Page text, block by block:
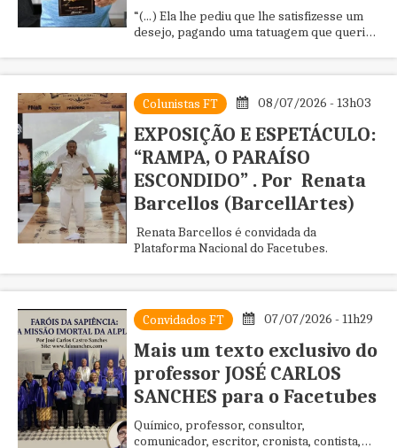
“(...) Ela lhe pediu que lhe satisfizesse um
desejo, pagando uma tatuagem que queria
Colunistas FT 08/07/2026 - 13h03
EXPOSIÇÃO E ESPETÁCULO:
“RAMPA, O PARAÍSO
ESCONDIDO” . Por Renata
Barcellos (BarcellArtes)
Renata Barcellos é convidada da
Plataforma Nacional do Facetubes.
Convidados FT 07/07/2026 - 11h29
Mais um texto exclusivo do
professor JOSÉ CARLOS
SANCHES para o Facetubes
Químico, professor, consultor,
comunicador, escritor, cronista, contista,